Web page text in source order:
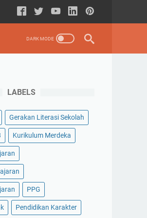
LABELS
Gerakan Literasi Sekolah
Kurikulum Merdeka
PPG
Pendidikan Karakter